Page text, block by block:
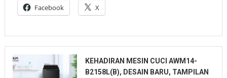
Facebook X
KEHADIRAN MESIN CUCI AWM14-
B2158L(B), DESAIN BARU, TAMPILAN